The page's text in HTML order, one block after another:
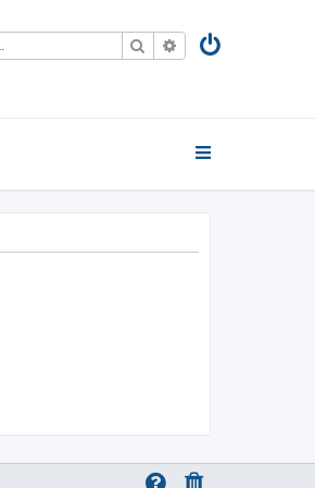
Поиск Расширенный